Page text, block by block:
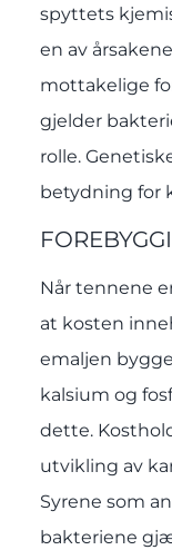
spyttets
en av
mottakelige
gjelder
rolle.
betydning for
Når tennene
at kosten
emaljen
kalsium og
dette.
utvikling av
Syrene som
bakteriene